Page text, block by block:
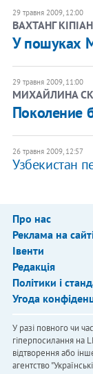
29 травня 2009, 12:00
ВАХТАНГ
У пошуках
29 травня 2009, 11:00
МИХАЙЛИНА
Поколение
26 травня 2009, 12:57
Узбекистан
Про нас
Реклама на
Івенти
Редакція
Політики і
Угода
У разі повного чи
гіперпосилання на
відтворення або
агентство